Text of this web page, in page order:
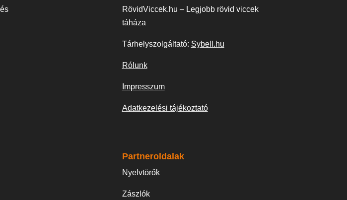
RövidViccek.hu – Legjobb rövid viccek
táháza
Tárhelyszolgáltató: Sybell.hu
Rólunk
Impresszum
Adatkezelési tájékoztató
Partneroldalak
Nyelvtörők
Zászlók